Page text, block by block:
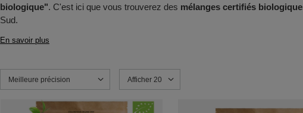
biologique". C'est ici que vous trouverez des mélanges certifiés
Sud.
En savoir plus
Modifier le tri
Meilleure précision Modifier le nombre de produits affichés
Afficher 20